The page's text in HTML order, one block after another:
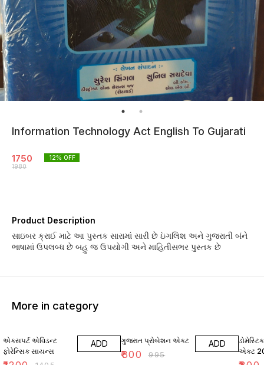
Information Technology Act English To Gujarati
1750
1980
12% OFF
Product Description
સાઇબર ક્રાઈ માટે આ પુસ્તક સારામાં સારી છે ઇંગલિશ અને ગુજરાતી બંને
ભાષામાં ઉપલબ્ધ છે બહુ જ ઉપયોગી અને માહિતીસભર પુસ્તક છે
More in category
એક્સપર્ટ એવિડન્ટ
ફોરેન્સિક સાયન્સ
ADD ગુજરાત પ્રોબેશન એક્ટ
₹800 ₹995
ADD
એક્ટ